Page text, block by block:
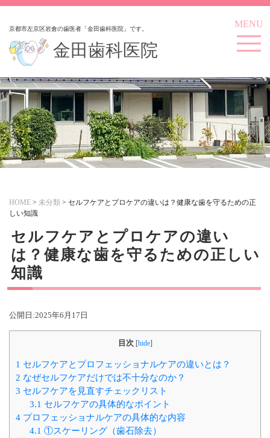
京都市左京区岩倉の歯医者「金田歯科医院」です。
金田歯科医院
MENU
HOME > 未分類 > セルフケアとプロケアの違いは？健康な歯を守るための正
しい知識
セルフケアとプロケアの違い
は？健康な歯を守るための正しい
知識
公開日:2025年6月17日
目次 [hide]
1 セルフケアとプロフェッショナルケアの違いとは？
2 なぜセルフケアだけでは不十分なのか？
3 セルフケアを見直すチェックリスト
3.1 セルフケアの具体的なポイント
4 プロフェッショナルケアの具体的な内容
4.1 ①スケーリング（歯石除去）